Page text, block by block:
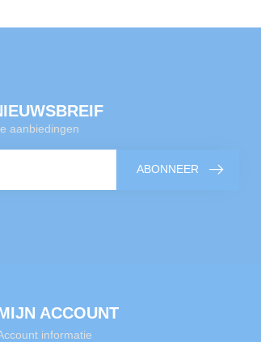
aanbiedingen
ABONNEER
ACCOUNT
informatie